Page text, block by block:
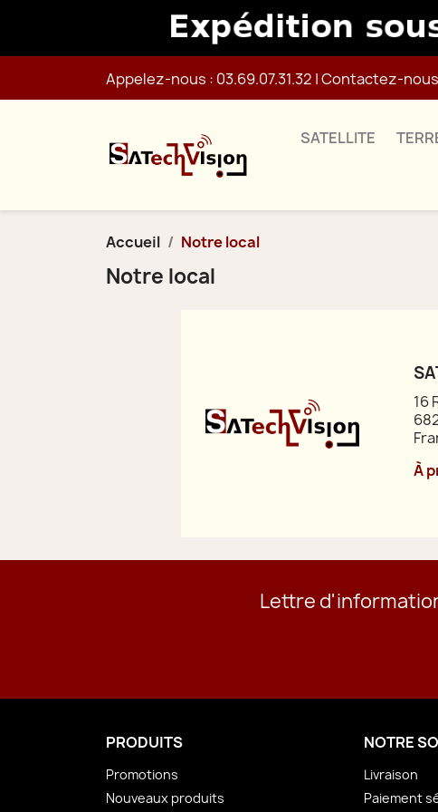
Appelez-nous : 03.69.07.31.32 |Contactez-nous
SATELLITE
Accueil Notre local
Notre local
16
À
Lettre
PRODUITS
Promotions
Nouveaux produits
NOTRE
Livraison
Paiement